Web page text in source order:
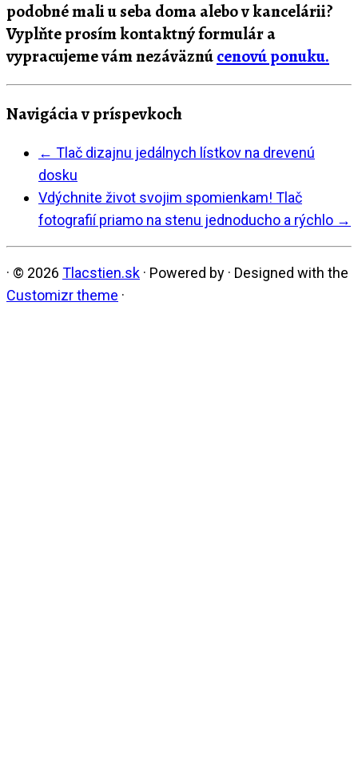
podobné mali u seba doma alebo v kancelárii?
Vyplňte prosím kontaktný formulár a
vypracujeme vám nezáväznúcenovú ponuku.
Navigácia v príspevkoch
← Tlač dizajnu jedálnych lístkov na drevenú
dosku
Vdýchnite život svojim spomienkam! Tlač
fotografií priamo na stenu jednoducho a rýchlo →
· © 2026 Tlacstien.sk · Powered by · Designed with the
Customizr theme ·